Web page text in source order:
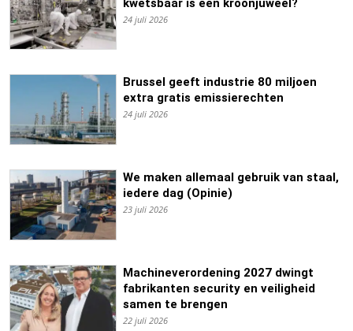
24 juli 2026
Brussel geeft industrie 80 miljoen
extra gratis emissierechten
24 juli 2026
We maken allemaal gebruik van staal,
iedere dag (Opinie)
23 juli 2026
Machineverordening 2027 dwingt
fabrikanten security en veiligheid
samen te brengen
22 juli 2026